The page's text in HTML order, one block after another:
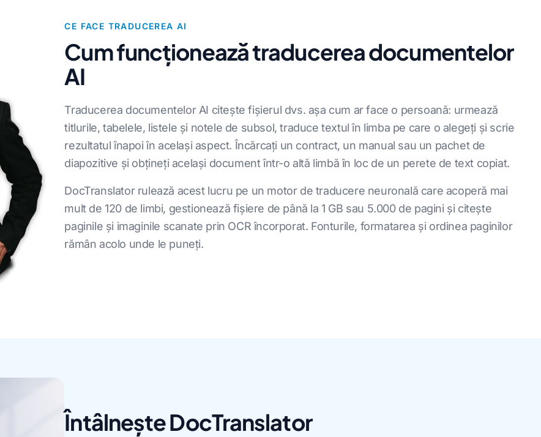
CE FACE TRADUCEREA AI
Cum funcționează traducerea documentelor
AI
Traducerea documentelor AI citește fișierul dvs. așa cum ar face o persoană: urmează
titlurile, tabelele, listele și notele de subsol, traduce textul în limba pe care o alegeți și scrie
rezultatul înapoi în același aspect. Încărcați un contract, un manual sau un pachet de
diapozitive și obțineți același document într-o altă limbă în loc de un perete de text copiat.
DocTranslator rulează acest lucru pe un motor de traducere neuronală care acoperă mai
mult de 120 de limbi, gestionează fișiere de până la 1 GB sau 5.000 de pagini și citește
paginile și imaginile scanate prin OCR încorporat. Fonturile, formatarea și ordinea paginilor
rămân acolo unde le puneți.
Întâlnește DocTranslator